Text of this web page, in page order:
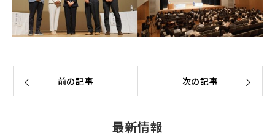
前の記事 次の記事
最新情報